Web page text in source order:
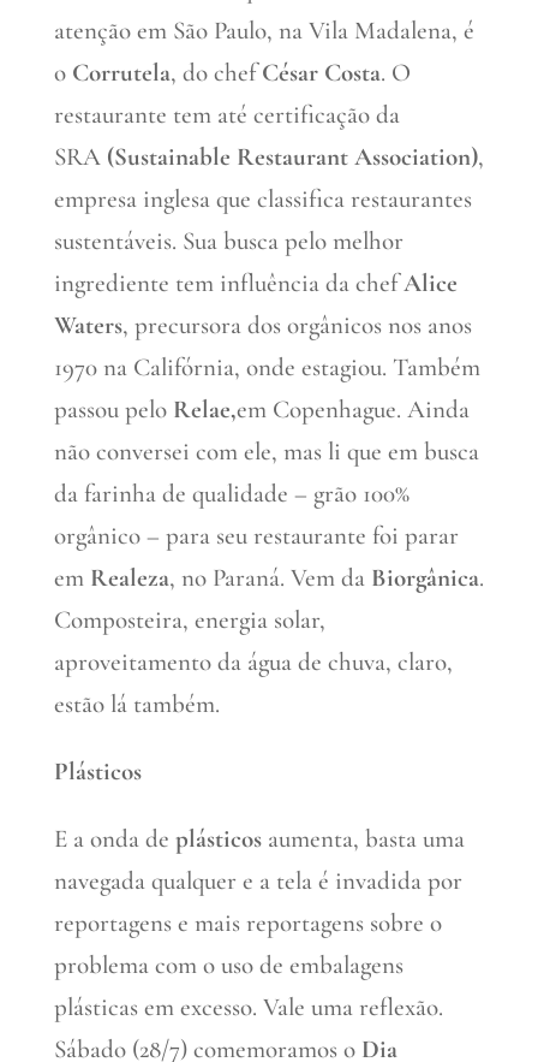
atenção em São Paulo, na Vila Madalena, é
o Corrutela, do chefCésar Costa. O
restaurante tem até certificação da
SRA (Sustainable Restaurant Association),
empresa inglesa que classifica restaurantes
sustentáveis. Sua busca pelo melhor
ingrediente tem influência da chefAlice
Waters, precursora dos orgânicos nos anos
1970 na Califórnia, onde estagiou. Também
passou pelo Relae,em Copenhague. Ainda
não conversei com ele, mas li que em busca
da farinha de qualidade – grão 100%
orgânico – para seu restaurante foi parar
em Realeza, no Paraná. Vem da Biorgânica.
Composteira, energia solar,
aproveitamento da água de chuva, claro,
estão lá também.
Plásticos
E a onda de plásticosaumenta, basta uma
navegada qualquer e a tela é invadida por
reportagens e mais reportagens sobre o
problema com o uso de embalagens
plásticas em excesso. Vale uma reflexão.
Sábado (28/7) comemoramos o Dia